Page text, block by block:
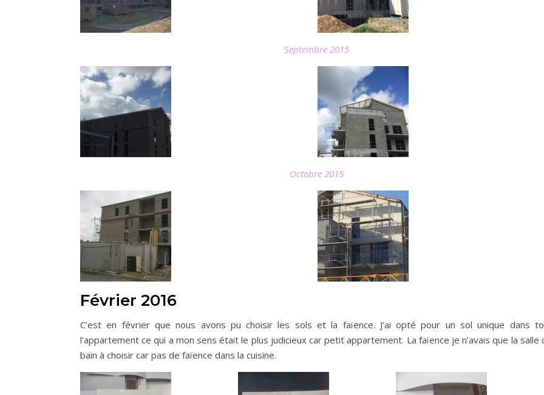
Septembre 2015
Octobre 2015
Février 2016
C’est en février que nous avons pu choisir les sols et la faïence. J’ai opté pour un sol unique dans
l’appartement ce qui a mon sens était le plus judicieux car petit appartement. La faïence je n’avais que la salle
bain à choisir car pas de faïence dans la cuisine.